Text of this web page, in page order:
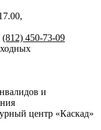
(812) 450-73-09
и
центр «Каскад»